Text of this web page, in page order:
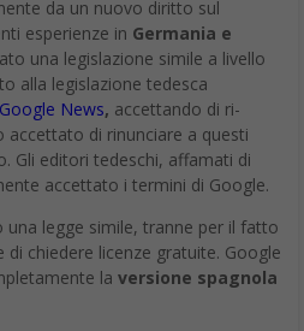
da un nuovo diritto sul
esperienze in Germania e
una legislazione simile a livello
alla legislazione tedesca
Google News, accettando di ri-
accettato di rinunciare a questi
Gli editori tedeschi, affamati di
accettato i termini di Google.
una legge simile, tranne per il fatto
chiedere licenze gratuite. Google
la versione spagnola